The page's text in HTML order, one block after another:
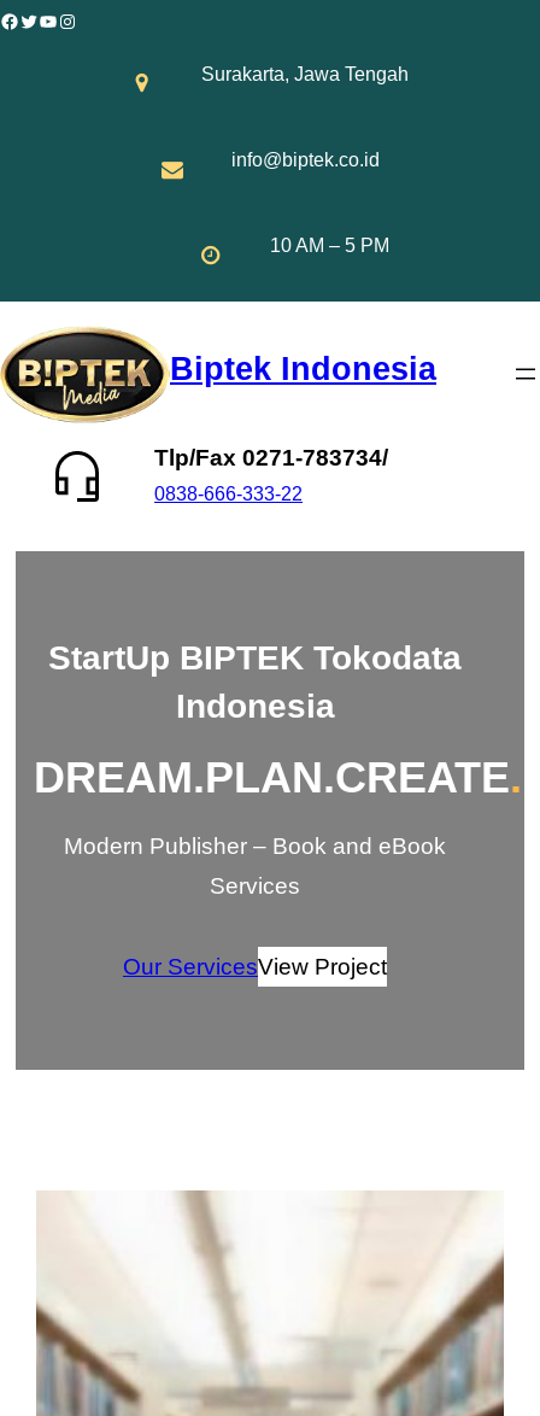
Skip
Facebook
Twitter
YouTube
Instagram
Surakarta, Jawa Tengah
info@biptek.co.id
10 AM – 5 PM
Biptek Indonesia
Tlp/Fax 0271-783734/
0838-666-333-22
StartUp BIPTEK Tokodata
Indonesia
DREAM.PLAN.CREATE.
Modern Publisher – Book and eBook
Services
Our ServicesView Project